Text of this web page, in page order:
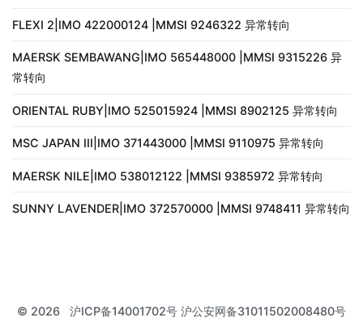
FLEXI 2|IMO 422000124 |MMSI 9246322 异常转向
MAERSK SEMBAWANG|IMO 565448000 |MMSI 9315226 异
常转向
ORIENTAL RUBY|IMO 525015924 |MMSI 8902125 异常转向
MSC JAPAN III|IMO 371443000 |MMSI 9110975 异常转向
MAERSK NILE|IMO 538012122 |MMSI 9385972 异常转向
SUNNY LAVENDER|IMO 372570000 |MMSI 9748411 异常转向
© 2026 沪ICP备14001702号 沪公安网备31011502008480号